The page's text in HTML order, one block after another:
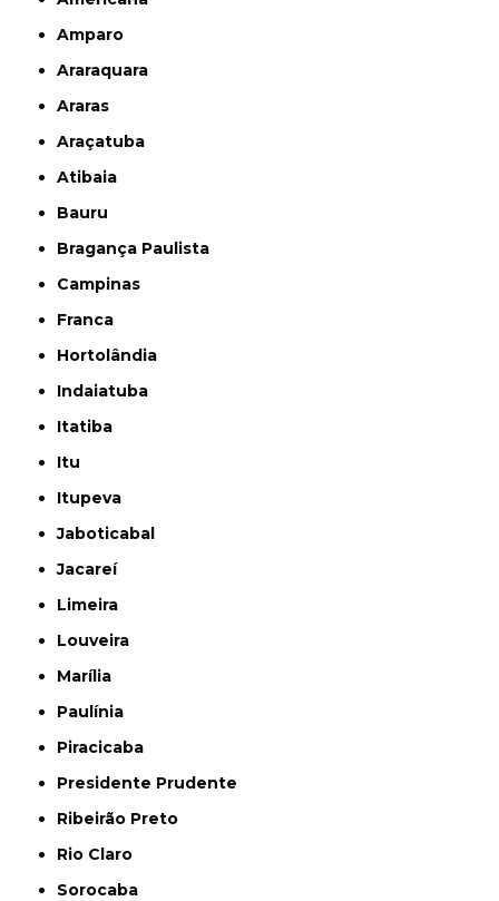
Amparo
Araraquara
Araras
Araçatuba
Atibaia
Bauru
Bragança Paulista
Campinas
Franca
Hortolândia
Indaiatuba
Itatiba
Itu
Itupeva
Jaboticabal
Jacareí
Limeira
Louveira
Marília
Paulínia
Piracicaba
Presidente Prudente
Ribeirão Preto
Rio Claro
Sorocaba